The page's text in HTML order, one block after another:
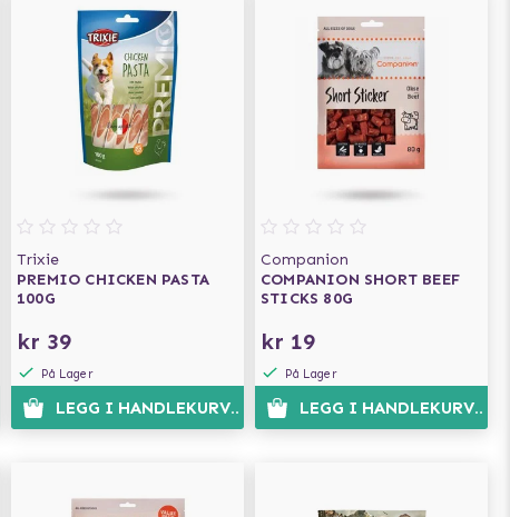
Trixie
PREMIO CHICKEN PASTA
100G
kr 39
På Lager
LEGG I HANDLEKURVEN
Companion
COMPANION SHORT BEEF
STICKS 80G
kr 19
På Lager
LEGG I HANDLEKURVEN